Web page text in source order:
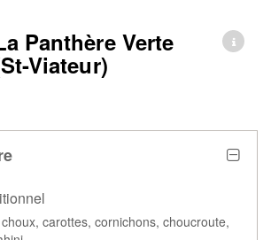
Panthère Verte
Viateur)
carottes, cornichons, choucroute,